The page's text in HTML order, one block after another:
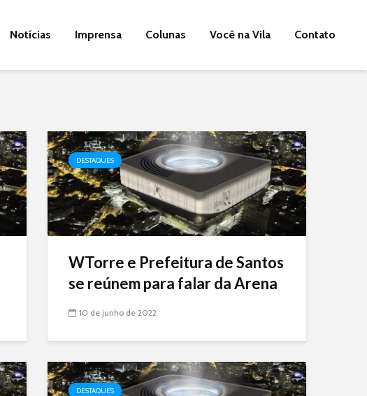
Notícias Imprensa Colunas Você na Vila Contato
DESTAQUES
WTorre e Prefeitura de Santos
se reúnem para falar da Arena
10 de junho de 2022
DESTAQUES